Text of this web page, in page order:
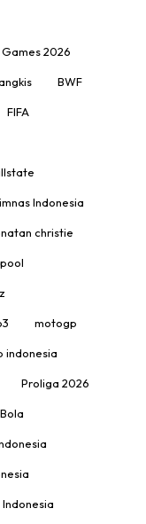
2026
BWF
FIFA
Indonesia
christie
motogp
indonesia
Proliga 2026
Indonesia